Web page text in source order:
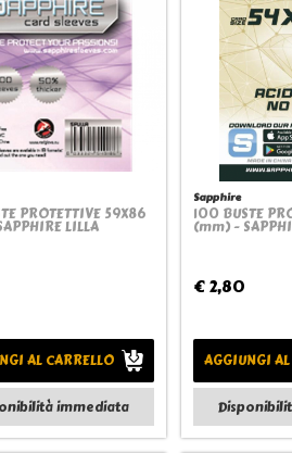
Quickview
PROTETTIVE 59X86
LILLA
AL CARRELLO
immediata
Sapphire
100 BUSTE
(mm) -
€ 2,80
AGGIUNGI